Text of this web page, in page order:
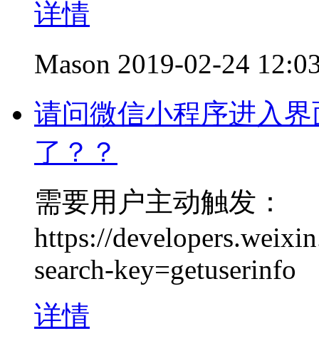
详情
Mason 2019-02-24
请问微信小程序进入
了？？
需要用户主动触发：
https://
search-key=getuserinfo
详情